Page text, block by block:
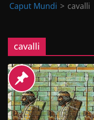
Caput Mundi > cavalli
cavalli